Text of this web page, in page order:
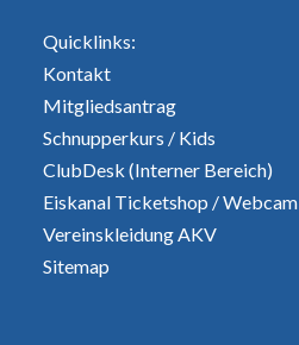
Quicklinks:
Kontakt
Mitgliedsantrag
Schnupperkurs / Kids
ClubDesk (Interner Bereich)
Eiskanal Ticketshop /Webcam
Vereinskleidung AKV
Sitemap